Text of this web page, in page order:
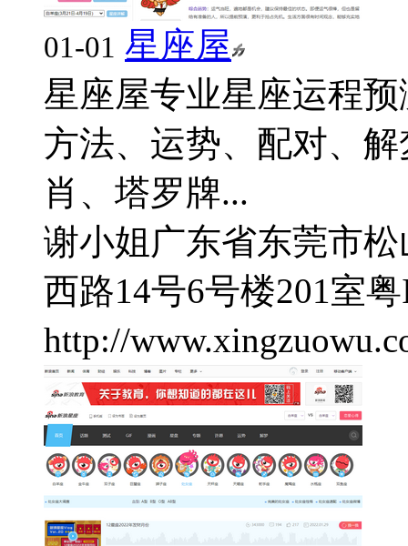
01-01 星座屋
星座屋专业星座运程
方法、运势、配对、
肖、塔罗牌...
谢小姐 广东省东莞市
西路14号6号楼201室粤
http://